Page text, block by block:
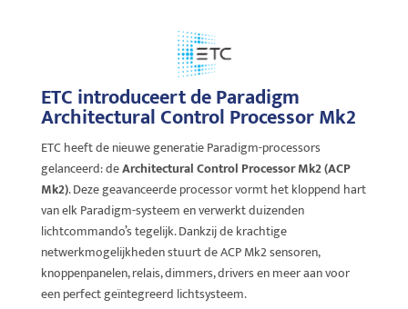
ETC introduceert de Paradigm
Architectural Control Processor Mk2
ETC heeft de nieuwe generatie Paradigm-processors
gelanceerd: deArchitectural Control Processor Mk2 (ACP
Mk2). Deze geavanceerde processor vormt het kloppend hart
van elk Paradigm-systeem en verwerkt duizenden
lichtcommando’s tegelijk. Dankzij de krachtige
netwerkmogelijkheden stuurt de ACP Mk2 sensoren,
knoppenpanelen, relais, dimmers, drivers en meer aan voor
een perfect geïntegreerd lichtsysteem.